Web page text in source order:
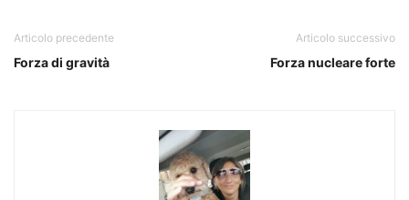
Articolo precedente
Forza di gravità
Articolo successivo
Forza nucleare forte